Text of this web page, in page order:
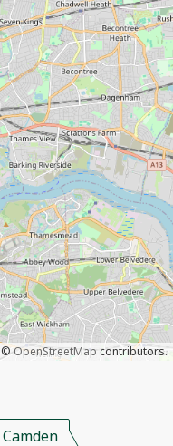
©OpenStreetMap contributors.
Camden